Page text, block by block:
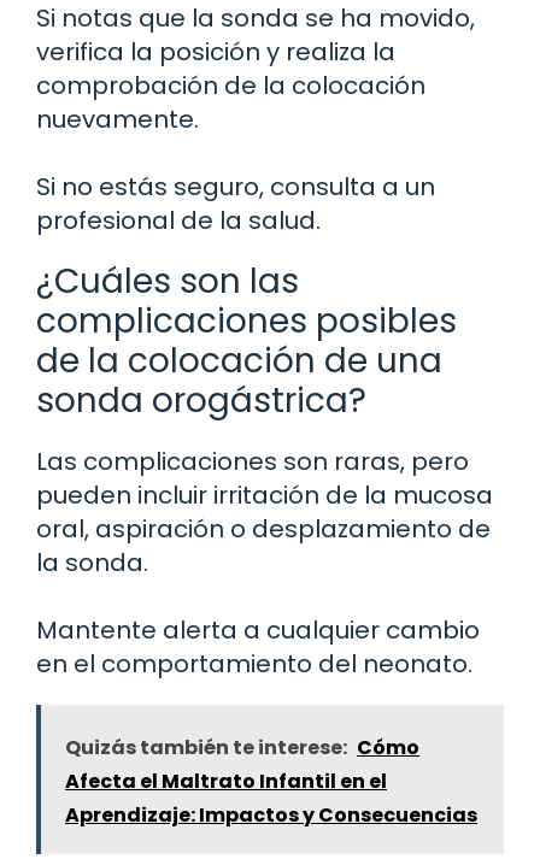
Si notas que la sonda se ha movido,
verifica la posición y realiza la
comprobación de la colocación
nuevamente.
Si no estás seguro, consulta a un
profesional de la salud.
¿Cuáles son las
complicaciones posibles
de la colocación de una
sonda orogástrica?
Las complicaciones son raras, pero
pueden incluir irritación de la mucosa
oral, aspiración o desplazamiento de
la sonda.
Mantente alerta a cualquier cambio
en el comportamiento del neonato.
Quizás también te interese: Cómo
Afecta el Maltrato Infantil en el
Aprendizaje: Impactos y Consecuencias